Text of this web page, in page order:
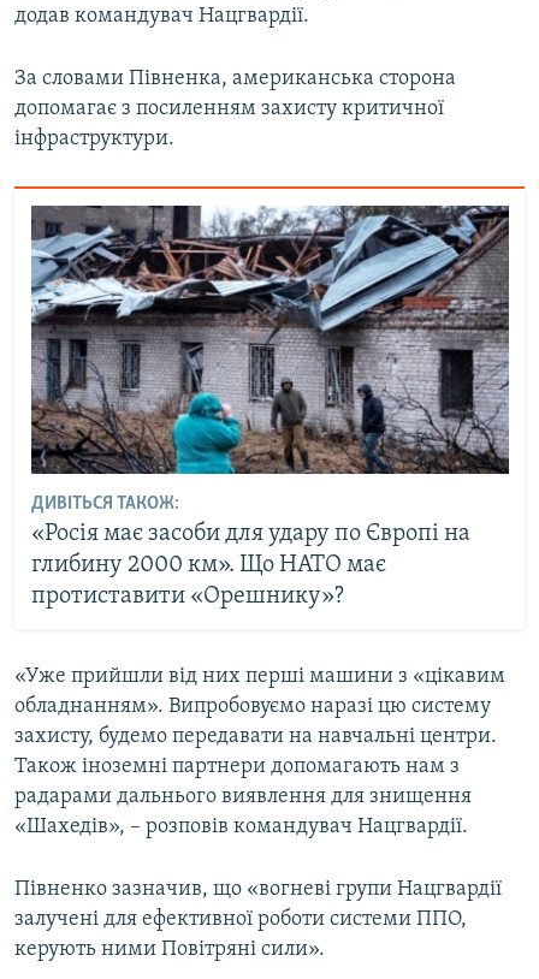
додав командувач Нацгвардії.
За словами Півненка, американська сторона
допомагає з посиленням захисту критичної
інфраструктури.
ДИВІТЬСЯ ТАКОЖ:
«Росія має засоби для удару по Європі на
глибину 2000 км». Що НАТО має
протиставити «Орешнику»?
«Уже прийшли від них перші машини з «цікавим
обладнанням». Випробовуємо наразі цю систему
захисту, будемо передавати на навчальні центри.
Також іноземні партнери допомагають нам з
радарами дальнього виявлення для знищення
«Шахедів», – розповів командувач Нацгвардії.
Півненко зазначив, що «вогневі групи Нацгвардії
залучені для ефективної роботи системи ППО,
керують ними Повітряні сили».